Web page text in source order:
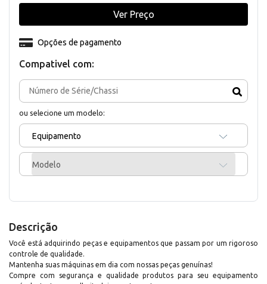
Compativel com:
ou selecione um modelo:
Equipamento
Modelo
Opções de pagamento
Ver Preço
Descrição
Você está adquirindo peças e equipamentos que passam por um rigoroso
controle de qualidade.
Mantenha suas máquinas em dia com nossas peças genuínas!
Compre com segurança e qualidade produtos para seu equipamento